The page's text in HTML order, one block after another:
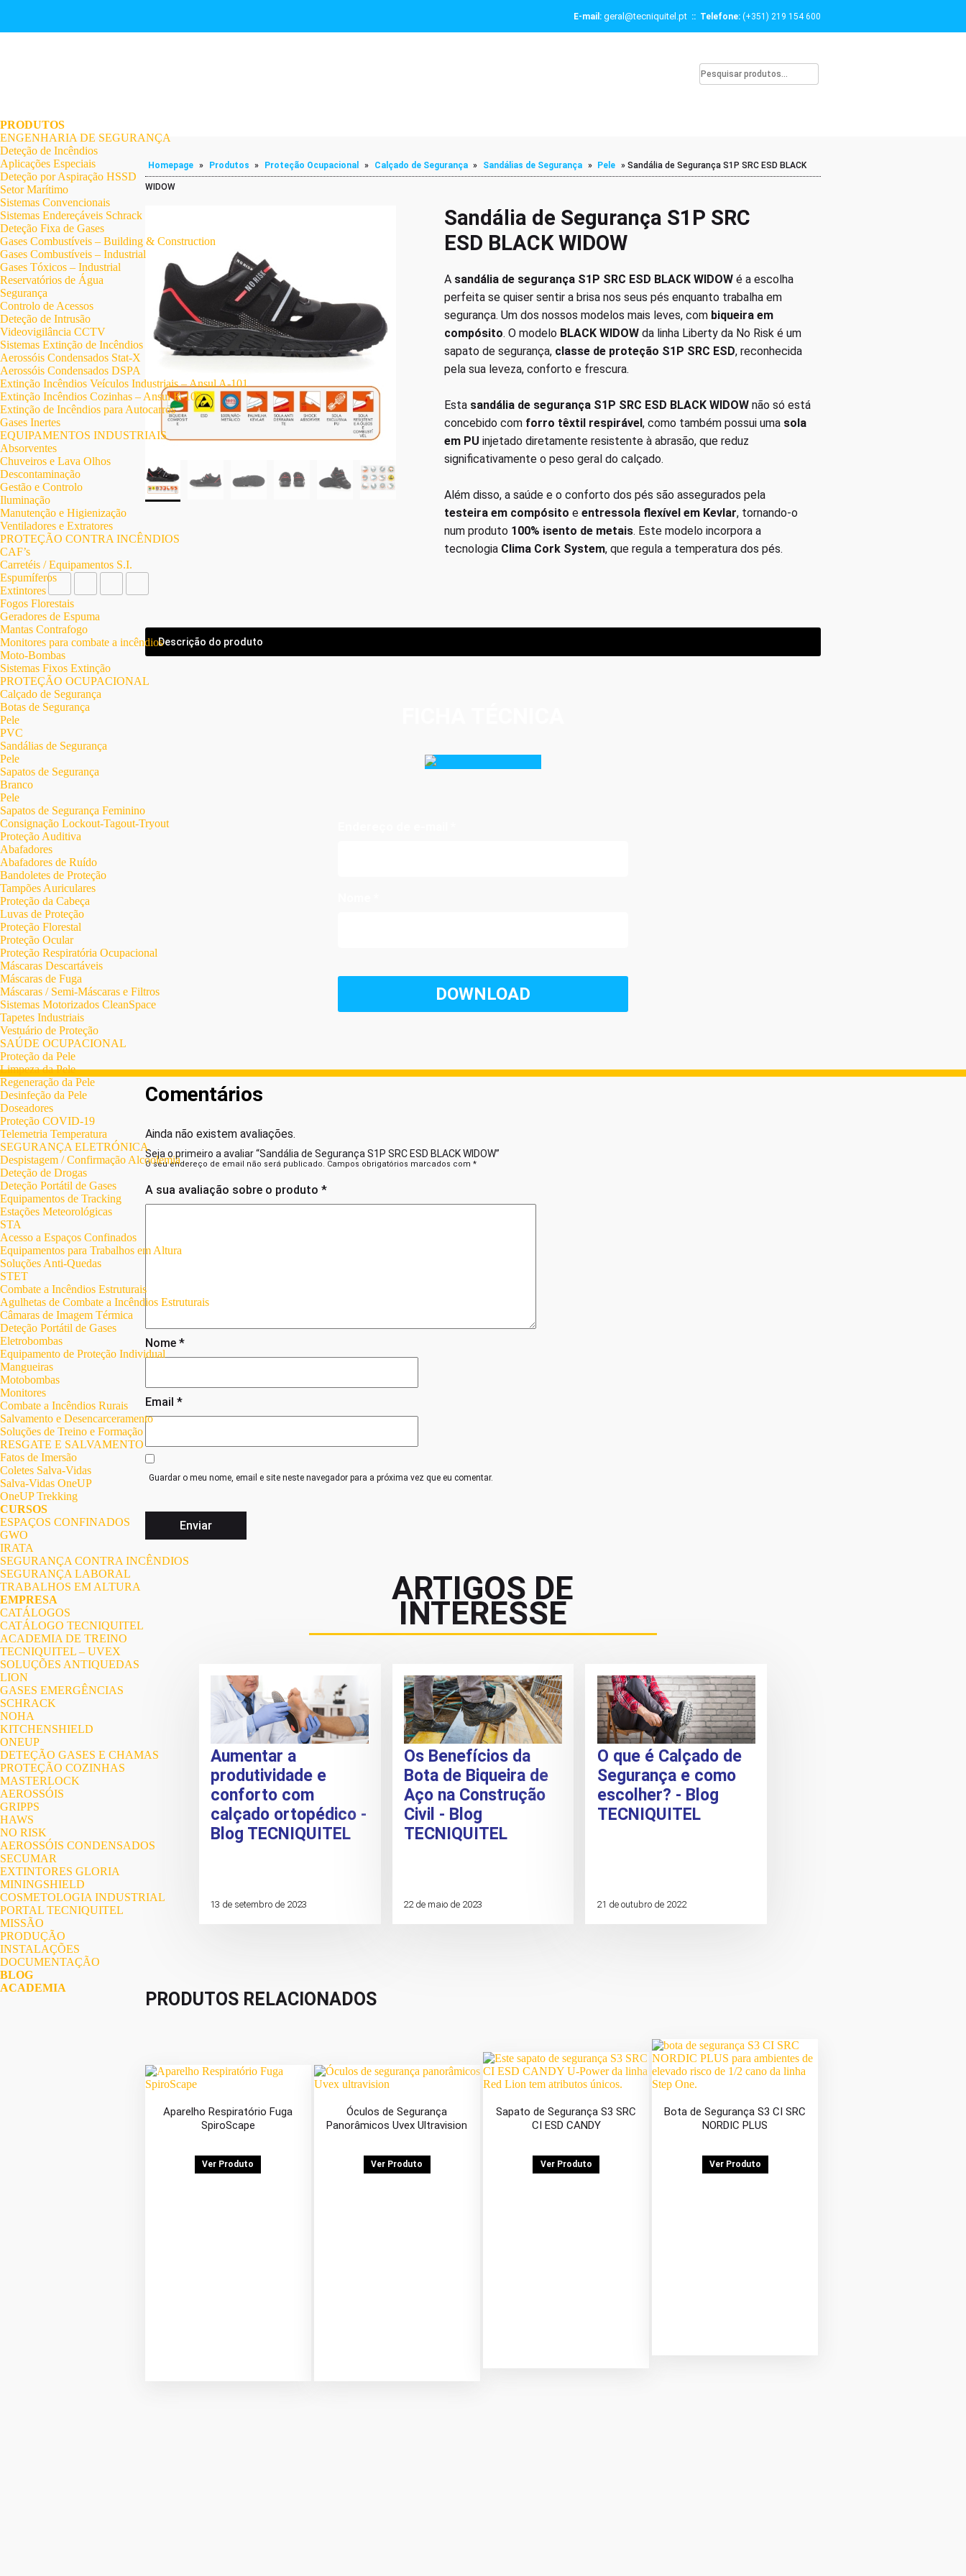
E-mail: geral@tecniquitel.pt :: Telefone: (+351) 219 154 600
PRODUTOS
ENGENHARIA DE SEGURANÇA
Deteção de Incêndios
Aplicações Especiais
Deteção por Aspiração HSSD
Setor Marítimo
Sistemas Convencionais
Sistemas Endereçáveis Schrack
Deteção Fixa de Gases
Gases Combustíveis – Building & Construction
Gases Combustíveis – Industrial
Gases Tóxicos – Industrial
Reservatórios de Água
Segurança
Controlo de Acessos
Deteção de Intrusão
Videovigilância CCTV
Sistemas Extinção de Incêndios
Aerossóis Condensados Stat-X
Aerossóis Condensados DSPA
Extinção Incêndios Veículos Industriais – Ansul A-101
Extinção Incêndios Cozinhas – Ansul R-102
Extinção de Incêndios para Autocarros
Gases Inertes
EQUIPAMENTOS INDUSTRIAIS
Absorventes
Chuveiros e Lava Olhos
Descontaminação
Gestão e Controlo
Iluminação
Manutenção e Higienização
Ventiladores e Extratores
PROTEÇÃO CONTRA INCÊNDIOS
CAF’s
Carretéis / Equipamentos S.I.
Espumíferos
Extintores
Fogos Florestais
Geradores de Espuma
Mantas Contrafogo
Monitores para combate a incêndios
Moto-Bombas
Sistemas Fixos Extinção
PROTEÇÃO OCUPACIONAL
Calçado de Segurança
Botas de Segurança
Pele
PVC
Sandálias de Segurança
Pele
Sapatos de Segurança
Branco
Pele
Sapatos de Segurança Feminino
Consignação Lockout-Tagout-Tryout
Proteção Auditiva
Abafadores
Abafadores de Ruído
Bandoletes de Proteção
Tampões Auriculares
Proteção da Cabeça
Luvas de Proteção
Proteção Florestal
Proteção Ocular
Proteção Respiratória Ocupacional
Máscaras Descartáveis
Máscaras de Fuga
Máscaras / Semi-Máscaras e Filtros
Sistemas Motorizados CleanSpace
Tapetes Industriais
Vestuário de Proteção
SAÚDE OCUPACIONAL
Proteção da Pele
Limpeza da Pele
Regeneração da Pele
Desinfeção da Pele
Doseadores
Proteção COVID-19
Telemetria Temperatura
SEGURANÇA ELETRÓNICA
Despistagem / Confirmação Alcoolemia
Deteção de Drogas
Deteção Portátil de Gases
Equipamentos de Tracking
Estações Meteorológicas
STA
Acesso a Espaços Confinados
Equipamentos para Trabalhos em Altura
Soluções Anti-Quedas
STET
Combate a Incêndios Estruturais
Agulhetas de Combate a Incêndios Estruturais
Câmaras de Imagem Térmica
Deteção Portátil de Gases
Eletrobombas
Equipamento de Proteção Individual
Mangueiras
Motobombas
Monitores
Combate a Incêndios Rurais
Salvamento e Desencarceramento
Soluções de Treino e Formação
RESGATE E SALVAMENTO
Fatos de Imersão
Coletes Salva-Vidas
Salva-Vidas OneUP
OneUP Trekking
CURSOS
ESPAÇOS CONFINADOS
GWO
IRATA
SEGURANÇA CONTRA INCÊNDIOS
SEGURANÇA LABORAL
TRABALHOS EM ALTURA
EMPRESA
CATÁLOGOS
CATÁLOGO TECNIQUITEL
ACADEMIA DE TREINO
TECNIQUITEL – UVEX
SOLUÇÕES ANTIQUEDAS
LION
GASES EMERGÊNCIAS
SCHRACK
NOHA
KITCHENSHIELD
ONEUP
DETEÇÃO GASES E CHAMAS
PROTEÇÃO COZINHAS
MASTERLOCK
AEROSSÓIS
GRIPPS
HAWS
NO RISK
AEROSSÓIS CONDENSADOS
SECUMAR
EXTINTORES GLORIA
MININGSHIELD
COSMETOLOGIA INDUSTRIAL
PORTAL TECNIQUITEL
MISSÃO
PRODUÇÃO
INSTALAÇÕES
DOCUMENTAÇÃO
BLOG
ACADEMIA
Homepage » Produtos » Proteção Ocupacional » Calçado de Segurança » Sandálias de Segurança » Pele »Sandália de Segurança S1P SRC ESD BLACK
WIDOW
Sandália de Segurança S1P SRC
ESD BLACK WIDOW
A sandália de segurança S1P SRC ESD BLACK WIDOW é a escolha
perfeita se quiser sentir a brisa nos seus pés enquanto trabalha em
segurança. Um dos nossos modelos mais leves, com biqueira em
compósito. O modelo BLACK WIDOW da linha Liberty da No Risk é um
sapato de segurança, classe de proteção S1P SRC ESD, reconhecida
pela sua leveza, conforto e frescura.
Esta sandália de segurança S1P SRC ESD BLACK WIDOW não só está
concebido com forro têxtil respirável, como também possui uma sola
em PU injetado diretamente resistente à abrasão, que reduz
significativamente o peso geral do calçado.
Além disso, a saúde e o conforto dos pés são assegurados pela
testeira em compósito eentressola flexível em Kevlar, tornando-o
num produto 100% isento de metais. Este modelo incorpora a
tecnologia Clima Cork System, que regula a temperatura dos pés.
Descrição do produto
Comentários
Ainda não existem avaliações.
Seja o primeiro a avaliar “Sandália de Segurança S1P SRC ESD BLACK WIDOW”
O seu endereço de email não será publicado. Campos obrigatórios marcados com *
A sua avaliação sobre o produto *
Nome *
Email *
Guardar o meu nome, email e site neste navegador para a próxima vez que eu comentar.
ARTIGOS DE
INTERESSE
Aumentar a
produtividade e
conforto com
calçado ortopédico -
Blog TECNIQUITEL
13 de setembro de 2023
Os Benefícios da
Bota de Biqueira de
Aço na Construção
Civil - Blog
TECNIQUITEL
22 de maio de 2023
O que é Calçado de
Segurança e como
escolher? - Blog
TECNIQUITEL
21 de outubro de 2022
PRODUTOS RELACIONADOS
Aparelho Respiratório Fuga
SpiroScape
Ver Produto
Óculos de Segurança
Panorâmicos Uvex Ultravision
Ver Produto
Sapato de Segurança S3 SRC
CI ESD CANDY
Ver Produto
Bota de Segurança S3 CI SRC
NORDIC PLUS
Ver Produto